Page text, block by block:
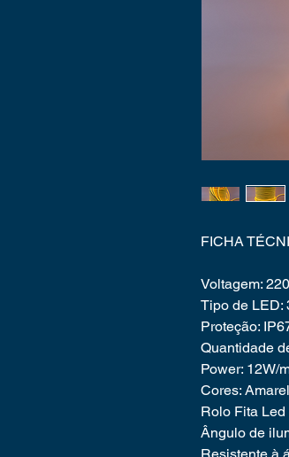
FICHA
Voltagem:
Tipo de LED:
Proteção:
Quantidade
Power: 12W/
Cores:
Rolo Fita
Ângulo de